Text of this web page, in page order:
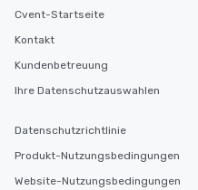
Cvent-Startseite
Kontakt
Kundenbetreuung
Ihre Datenschutzauswahlen
Datenschutzrichtlinie
Produkt-Nutzungsbedingungen
Website-Nutzungsbedingungen